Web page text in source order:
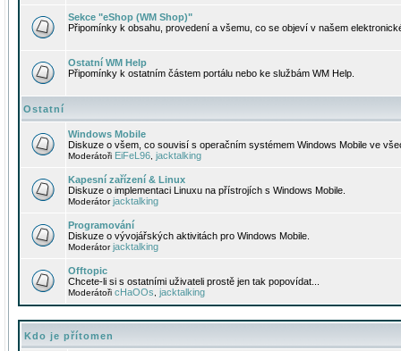
Sekce "eShop (WM Shop)"
Připomínky k obsahu, provedení a všemu, co se objeví v našem
Ostatní WM Help
Připomínky k ostatním částem portálu nebo ke službám WM Help.
Ostatní
Windows Mobile
Diskuze o všem, co souvisí s operačním systémem Windows Mobile ve
Moderátoři EiFeL96 jacktalking
Kapesní zařízení & Linux
Diskuze o implementaci Linuxu na přístrojích s Windows Mobile.
Moderátorjacktalking
Programování
Diskuze o vývojářských aktivitách pro Windows Mobile.
Moderátorjacktalking
Offtopic
Chcete-li si s ostatními uživateli prostě jen tak popovídat...
Moderátoři cHaOOs jacktalking
Kdo je přítomen